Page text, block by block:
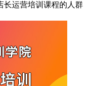
长运营培训课程的人群